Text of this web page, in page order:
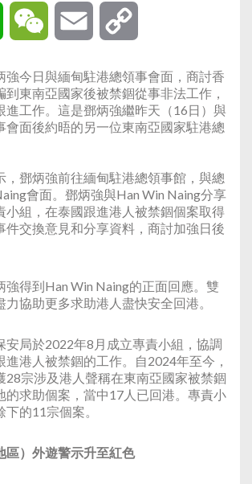
WhatsAppWeChat Email
強今日與緬甸駐港總領事會面，商討香
東南亞國家後被禁錮從事非法工作，
進工作。這是鄧炳強繼昨天（16日）與
會面後約晤的另一位東南亞國家駐港總
，鄧炳強前往緬甸駐港總領事館，與總
會面。鄧炳強與Han Win Naing分享
小組，在泰國跟進港人被禁錮個案取得
件交換意見和分享資料，商討加強日後
強得到Han Win Naing的正面回應。雙
協助更多求助港人盡快安全回港。
安局於2022年8月成立專責小組，協調
進港人被禁錮的工作。自2024年至今，
28宗涉及港人聲稱在東南亞國家被禁錮
的求助個案，當中17人已回港。專責小
的11宗個案。
區）外遊警示升至紅色